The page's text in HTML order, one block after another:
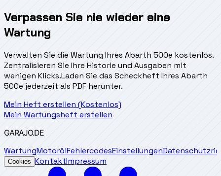
Verpassen Sie nie wieder eine
Wartung
Verwalten Sie die Wartung Ihres Abarth 500e kostenlos.
Zentralisieren Sie Ihre Historie und Ausgaben mit
wenigen Klicks.Laden Sie das Scheckheft Ihres Abarth
500e jederzeit als PDF herunter.
Mein Heft erstellen (Kostenlos)
Mein Wartungsheft erstellen
GARAJO.DE
WartungMotorölFehlercodesEinstellungen
Cookies KontaktImpressum